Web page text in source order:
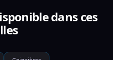
dans ces